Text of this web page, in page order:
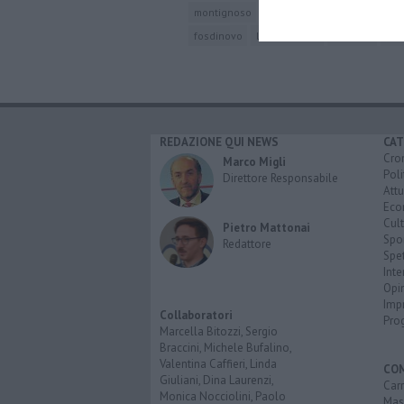
montignoso
fosdinovo
licciana nardi
REDAZIONE QUI NEWS
Marco Migli
Direttore Responsabile
Pietro Mattonai
Redattore
Collaboratori
Marcella Bitozzi, Sergio
Braccini, Michele Bufalino,
Valentina Caffieri, Linda
Giuliani, Dina Laurenzi,
Monica Nocciolini, Paolo